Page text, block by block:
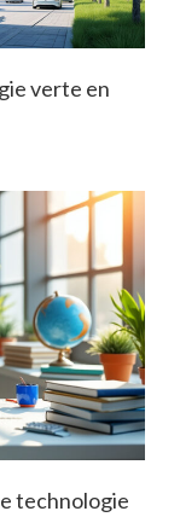
verte en
technologie